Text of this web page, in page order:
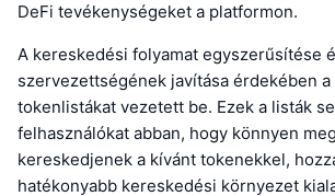
DeFi tevékenységeket a platformon.
A kereskedési folyamat egyszerűsítése
szervezettségének javítása érdekében a
tokenlistákat vezetett be. Ezek a listák
felhasználókat abban, hogy könnyen
kereskedjenek a kívánt tokenekkel,
hatékonyabb kereskedési környezet